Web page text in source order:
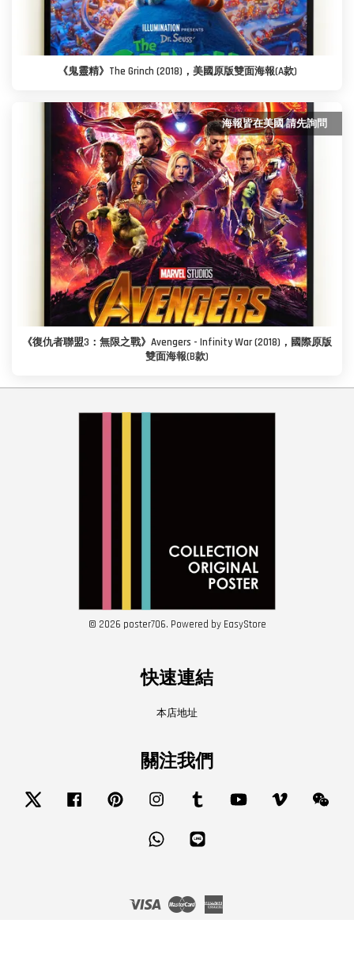
《鬼靈精》The Grinch (2018)，美國原版雙面海報(A款)
海報皆在美國 請先詢問
《復仇者聯盟3：無限之戰》Avengers - Infinity War (2018)，國際原版
雙面海報(B款)
© 2026 poster706. Powered by EasyStore
快速連結
本店地址
關注我們
Twitter Facebook Pinterest Instagram Tumblr YouTube Vimeo
Whatsapp
Visa Master